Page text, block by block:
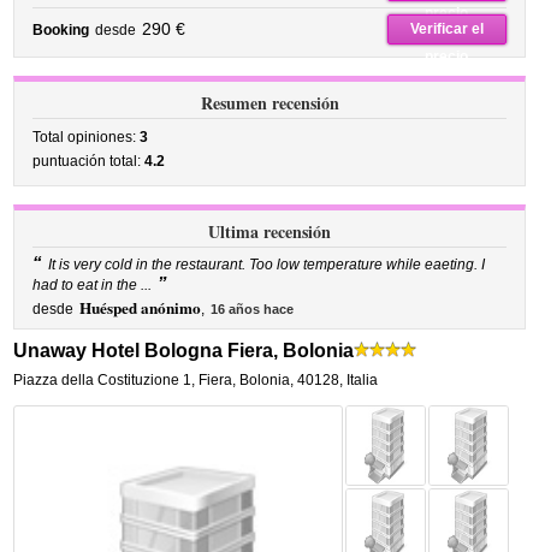
precio
Booking desde 290 €
Verificar el
precio
Resumen recensión
Total opiniones:3
puntuación total:4.2
Ultima recensión
“ It is very cold in the restaurant. Too low temperature while eaeting. I
had to eat in the ... ”
desde Huésped anónimo, 16 años hace
Unaway Hotel Bologna Fiera, Bolonia
Piazza della Costituzione 1, Fiera, Bolonia,40128, Italia